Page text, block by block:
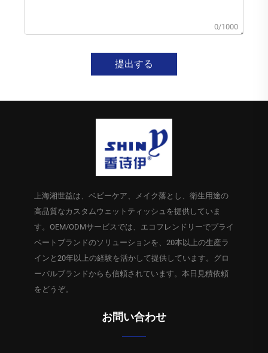
0/1000
提出する
上海湘世益は、ベビーケア、メイク落とし、衛生用途の
高品質なカスタムウェットティッシュを提供していま
す。OEM/ODMサービスでは、エコフレンドリーでプライ
ベートブランドのソリューションを、20本以上の生産ラ
インと20年以上の経験を活かして提供しています。グロ
ーバルブランドからも信頼されています。本日見積依頼
をどうぞ。
お問い合わせ